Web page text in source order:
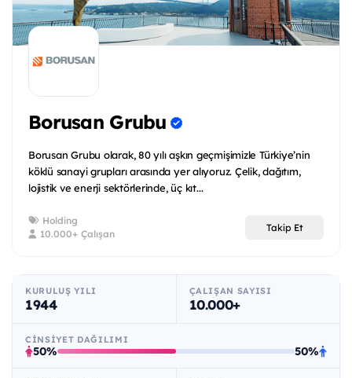
Borusan Grubu
Borusan Grubu olarak, 80 yılı aşkın geçmişimizle Türkiye’nin
köklü sanayi grupları arasında yer alıyoruz. Çelik, dağıtım,
lojistik ve enerji sektörlerinde, üç kıt...
Holding
10.000+ Çalışan
Takip Et
KURULUŞ YILI
1944
ÇALIŞAN SAYISI
10.000+
CINSIYET DAĞILIMI
50% 50%